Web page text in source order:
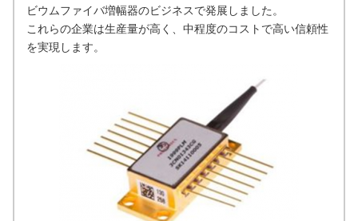
ビウムファイバ増幅器のビジネスで発展しました。
これらの企業は生産量が高く、中程度のコストで高い信頼性
を実現します。